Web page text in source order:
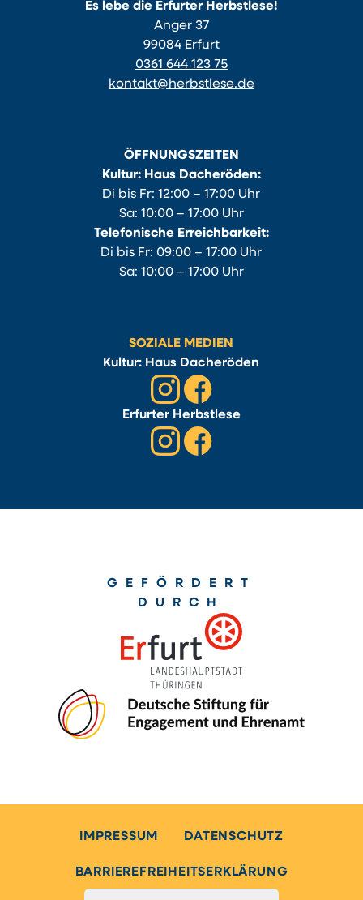
Es lebe die Erfurter Herbstlese!
Anger 37
99084 Erfurt
0361 644 123 75
kontakt@herbstlese.de
ÖFFNUNGSZEITEN
Kultur: Haus Dacheröden:
Di bis Fr: 12:00 – 17:00 Uhr
Sa: 10:00 – 17:00 Uhr
Telefonische Erreichbarkeit:
Di bis Fr: 09:00 – 17:00 Uhr
Sa: 10:00 – 17:00 Uhr
SOZIALE MEDIEN
Kultur: Haus Dacheröden
Erfurter Herbstlese
GEFÖRDERT
DURCH
IMPRESSUM DATENSCHUTZ
BARRIEREFREIHEITSERKLÄRUNG